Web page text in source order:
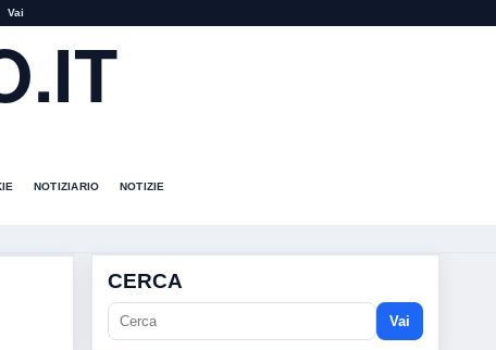
Vai
NOTIZIARIO NOTIZIE
CERCA
Vai